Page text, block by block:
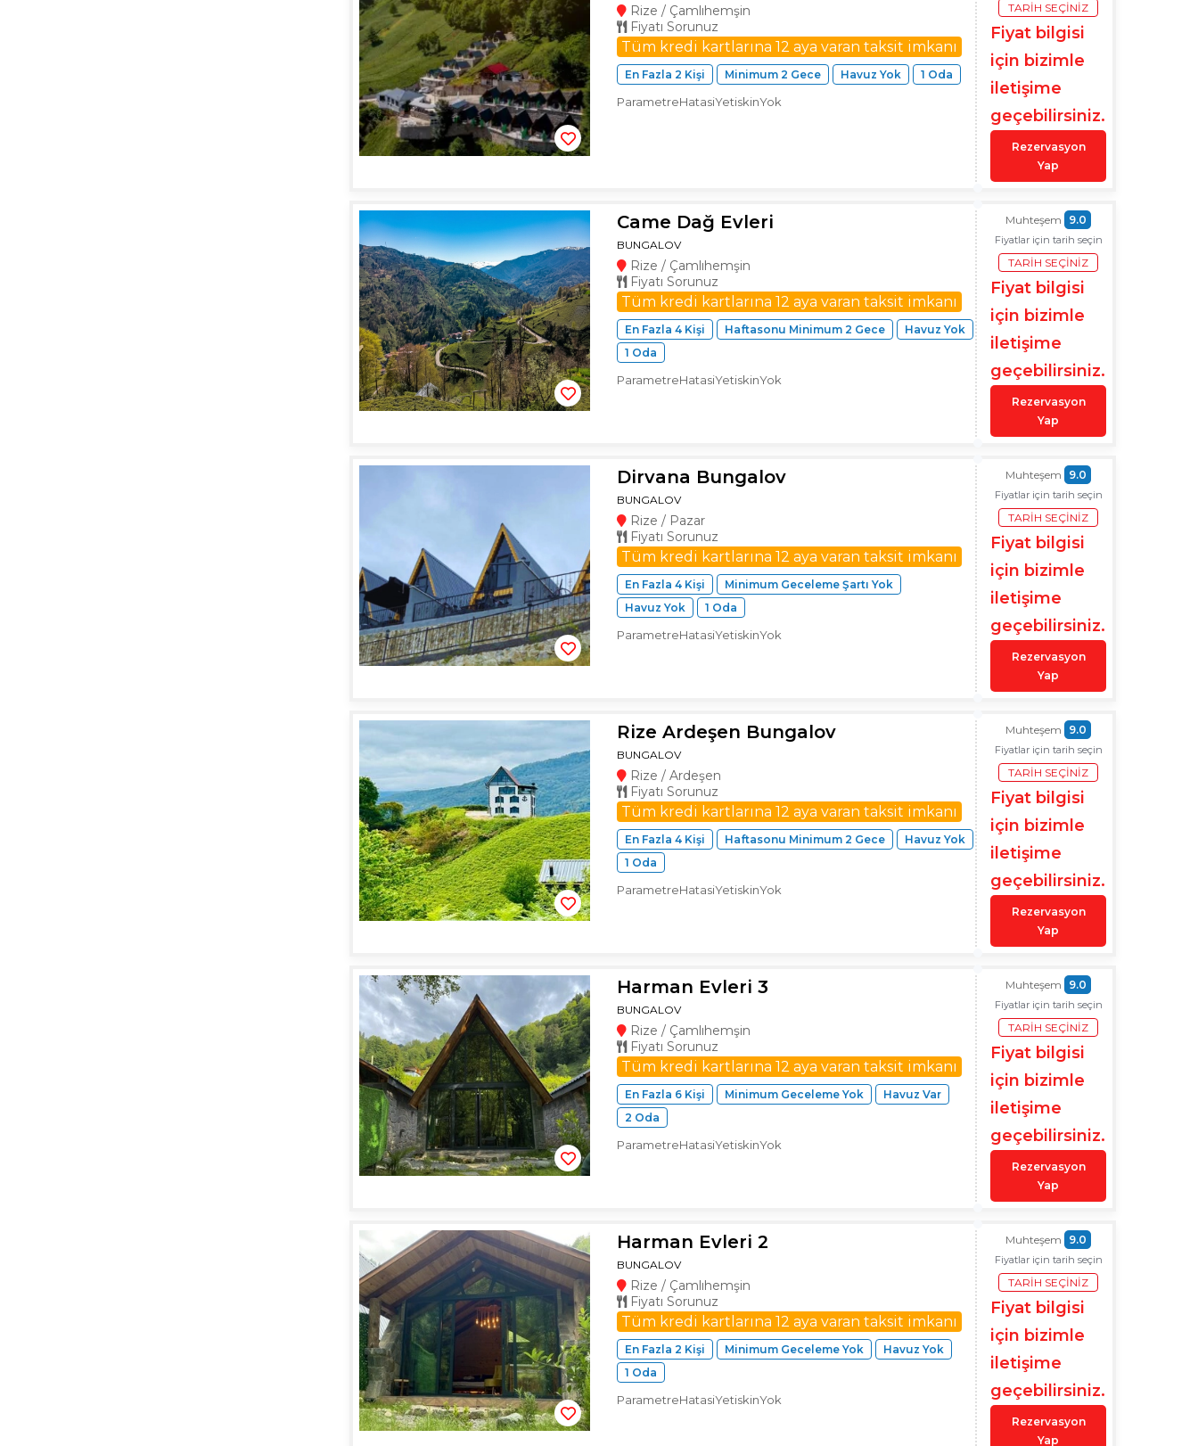
Rize / Çamlıhemşin
Fiyatı Sorunuz
Tüm kredi kartlarına 12 aya varan taksit imkanı
En Fazla 2 Kişi Minimum 2 Gece Havuz Yok 1 Oda
ParametreHatasiYetiskinYok
TARIH SEÇINIZ
Fiyat bilgisi
için bizimle
iletişime
geçebilirsiniz.
Rezervasyon
Yap
Came Dağ Evleri
BUNGALOV
Rize / Çamlıhemşin
Fiyatı Sorunuz
Tüm kredi kartlarına 12 aya varan taksit imkanı
En Fazla 4 Kişi Haftasonu Minimum 2 Gece
Havuz Yok
1 Oda
ParametreHatasiYetiskinYok
Muhteşem 9.0
Fiyatlar için tarih seçin
TARIH SEÇINIZ
Fiyat bilgisi
için bizimle
iletişime
geçebilirsiniz.
Rezervasyon
Yap
Dirvana Bungalov
BUNGALOV
Rize / Pazar
Fiyatı Sorunuz
Tüm kredi kartlarına 12 aya varan taksit imkanı
En Fazla 4 Kişi
Minimum Geceleme Şartı Yok
Havuz Yok
1 Oda
ParametreHatasiYetiskinYok
Muhteşem 9.0
Fiyatlar için tarih seçin
TARIH SEÇINIZ
Fiyat bilgisi
için bizimle
iletişime
geçebilirsiniz.
Rezervasyon
Yap
Rize Ardeşen Bungalov
BUNGALOV
Rize / Ardeşen
Fiyatı Sorunuz
Tüm kredi kartlarına 12 aya varan taksit imkanı
En Fazla 4 Kişi Haftasonu Minimum 2 Gece
Havuz Yok
1 Oda
ParametreHatasiYetiskinYok
Muhteşem 9.0
Fiyatlar için tarih seçin
TARIH SEÇINIZ
Fiyat bilgisi
için bizimle
iletişime
geçebilirsiniz.
Rezervasyon
Yap
Harman Evleri 3
BUNGALOV
Rize / Çamlıhemşin
Fiyatı Sorunuz
Tüm kredi kartlarına 12 aya varan taksit imkanı
En Fazla 6 Kişi Minimum Geceleme Yok
Havuz Var
2 Oda
ParametreHatasiYetiskinYok
Muhteşem 9.0
Fiyatlar için tarih seçin
TARIH SEÇINIZ
Fiyat bilgisi
için bizimle
iletişime
geçebilirsiniz.
Rezervasyon
Yap
Harman Evleri 2
BUNGALOV
Rize / Çamlıhemşin
Fiyatı Sorunuz
Tüm kredi kartlarına 12 aya varan taksit imkanı
En Fazla 2 Kişi Minimum Geceleme Yok
Havuz Yok
1 Oda
ParametreHatasiYetiskinYok
Muhteşem 9.0
Fiyatlar için tarih seçin
TARIH SEÇINIZ
Fiyat bilgisi
için bizimle
iletişime
geçebilirsiniz.
Rezervasyon
Yap